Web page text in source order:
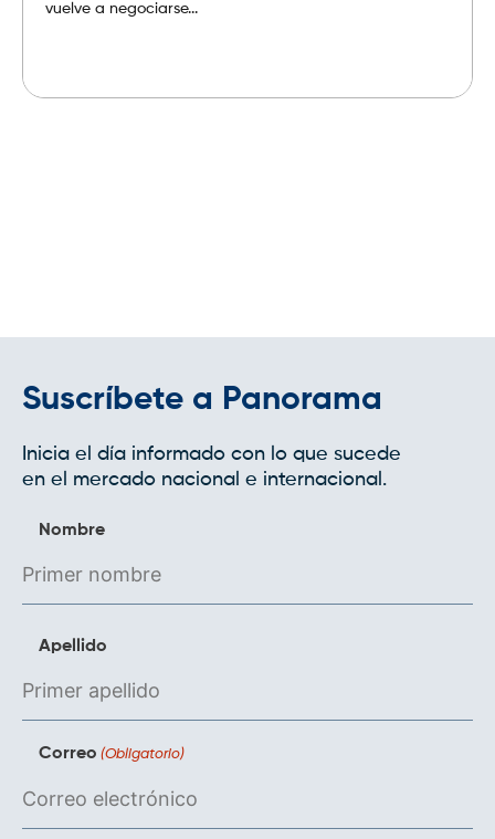
vuelve a negociarse...
Suscríbete a Panorama
Inicia el día informado con lo que sucede
en el mercado nacional e internacional.
Nombre
Apellido
Correo (Obligatorio)